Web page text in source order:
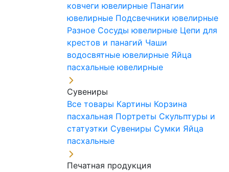
ковчеги ювелирные Панагии
ювелирные Подсвечники ювелирные
Разное Сосуды ювелирные Цепи для
крестов и панагий Чаши
водосвятные ювелирные Яйца
пасхальные ювелирные
Сувениры
Все товары Картины Корзина
пасхальная Портреты Скульптуры и
статуэтки Сувениры Сумки Яйца
пасхальные
Печатная продукция